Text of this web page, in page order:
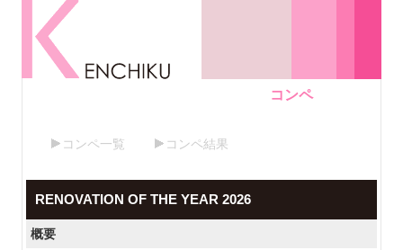
コンペ
コンペ一覧 コンペ結果
RENOVATION OF THE YEAR 2026
概要